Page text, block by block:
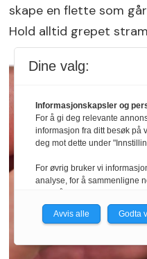
skape en flette som
Hold alltid grepet
Dine valg:
Informasjonskapsler og
For å gi deg relevante
informasjon fra ditt besøk på
deg mot dette under
For øvrig bruker vi
analyse, for å sammenligne
personvernerklæring.
du få relevante annonser på
nettverket basert på
Avvis alle Godta